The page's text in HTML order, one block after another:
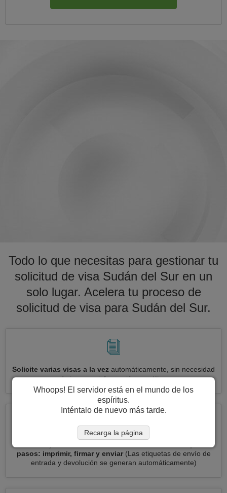
Todo lo que necesitas para gestionar tu
solicitud de visa Sudán del Sur en un
solo lugar. Acelera tu proceso de
solicitud de visa para Sudán del Sur.
Solicite varias visas a la vez automáticamente, sin necesidad
de ingresar información repetitiva
pasos: imprimir, firmar y enviar (Las etiquetas de envío de
entrada y devolución se generan automáticamente)
Whoops! El servidor está en el mundo de los
espíritus.
Inténtalo de nuevo más tarde.
Recarga la página